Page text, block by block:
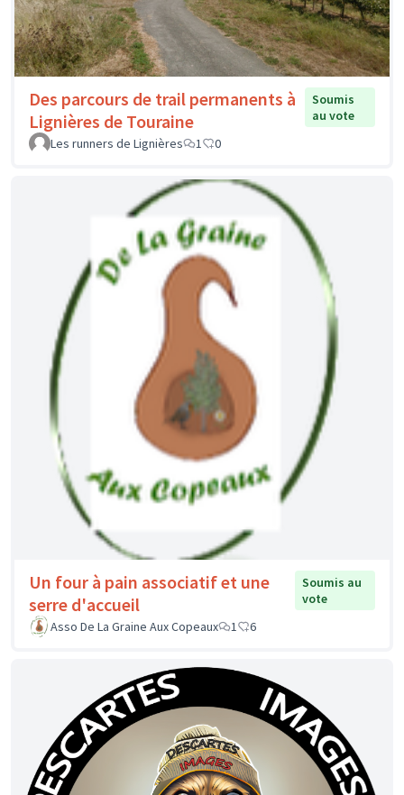
Des parcours de trail permanents à
Lignières de Touraine
Soumis
au vote
Les runners de Lignières
1 0
Un four à pain associatif et une
serre d'accueil
Soumis au
vote
Asso De La Graine Aux Copeaux
1 6